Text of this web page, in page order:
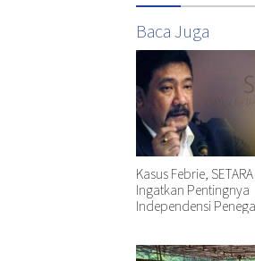
Baca Juga
Kasus Febrie,
Ingatkan Pentingnya
Independensi